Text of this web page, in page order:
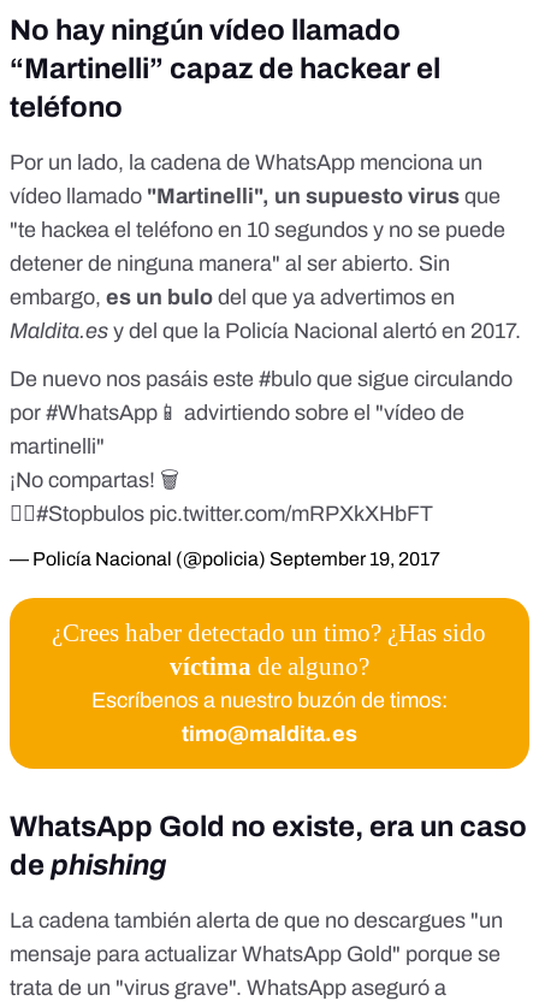
No hay ningún vídeo llamado
“Martinelli” capaz de hackear el
teléfono
Por un lado, la cadena de WhatsApp menciona un
vídeo llamado "Martinelli", un supuesto virus que
"te hackea el teléfono en 10 segundos y no se puede
detener de ninguna manera" al ser abierto. Sin
embargo, es un bulo del que ya advertimos en
Maldita.es y del que la Policía Nacional alertó en 2017.
De nuevo nos pasáis este #bulo que sigue circulando
por #WhatsApp 📱 advirtiendo sobre el "vídeo de
martinelli"
¡No compartas! 🗑
👉🏻#Stopbulos pic.twitter.com/mRPXkXHbFT
— Policía Nacional (@policia) September 19, 2017
¿Crees haber detectado un timo? ¿Has sido
víctima de alguno?
Escríbenos a nuestro buzón de timos:
timo@maldita.es
WhatsApp Gold no existe, era un caso
de phishing
La cadena también alerta de que no descargues "un
mensaje para actualizar WhatsApp Gold" porque se
trata de un "virus grave". WhatsApp aseguró a